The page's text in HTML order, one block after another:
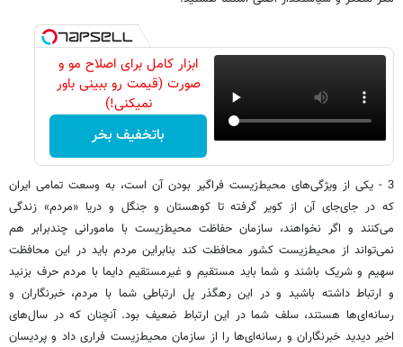
ابزار کامل برای اصلاح مو و
صورت (قیمت رو ببینی باور
نمیکنی!)
باتخفیف بخر
3 - یکی از ویژگی‌های محیط‌زیست فراگیر بودن آن است، به وسعت تمامی ایران
که در جا‌ی‌جای آن از کویر گرفته تا کوهستان و جنگل و دریا «مردم» زندگی
می‌کنند و اگر نخواهند، سازمان حفاظت محیط‌زیست با مامورانی چندبرابر هم
نمی‌تواند از محیط‌زیست کشور محافظت کند بنابراین مردم باید در این محافظت
سهیم و شریک باشند و شما باید مستقیم و غیرمستقیم دایما با مردم حرف بزنید
و ارتباط داشته باشید و در این رهگذر پل ارتباطی شما با مردم، خبرنگاران و
رسانه‌ای‌ها هستند، سلف شما در این ارتباط ضعیف بود. آنچنان که در سال‌های
اخیر دیدید خبرنگاران و رسانه‌ای‌ها را از سازمان محیط‌زیست فراری داد و پردیسان